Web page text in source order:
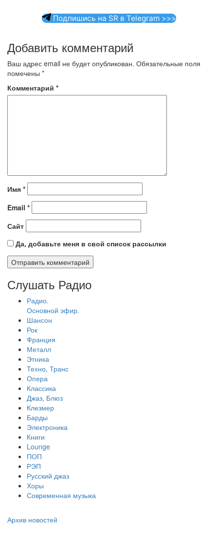
Подпишись на SR в Telegram >>>
Добавить комментарий
Ваш адрес email не будет опубликован. Обязательные поля
помечены *
Комментарий *
Имя *
Email *
Сайт
Да, добавьте меня в свой список рассылки
Слушать Радио
Радио.
Основной эфир.
Шансон
Рок
Франция
Металл
Этника
Техно, Транс
Опера
Классика
Джаз, Блюз
Клезмер
Барды
Электроника
Книги
Lounge
ПОП
РЭП
Русский джаз
Хоры
Современная музыка
Архив новостей